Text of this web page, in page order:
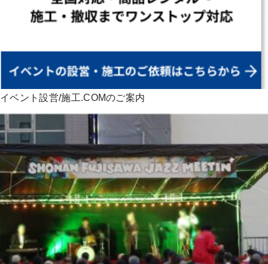
イベント設営/施工.COMのご案内